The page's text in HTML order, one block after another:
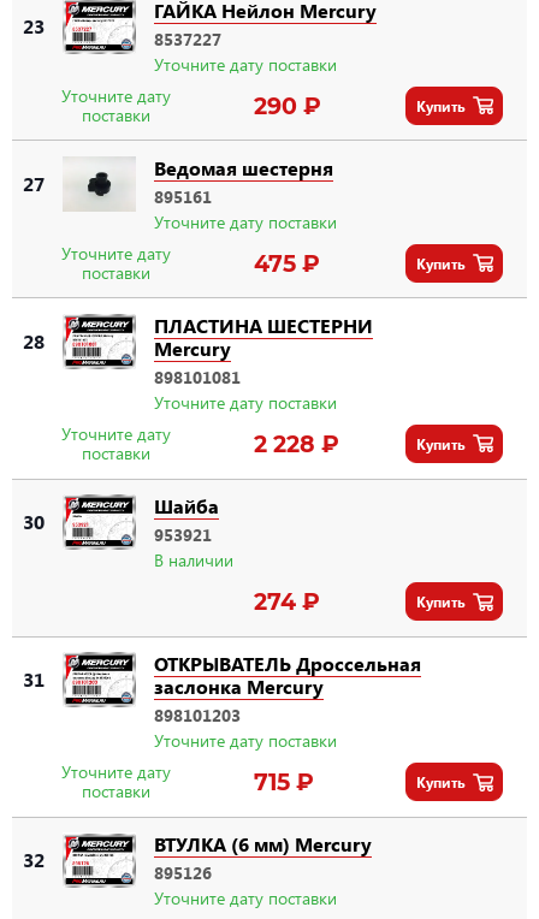
23
ГАЙКА Нейлон Mercury
8537227
Уточните дату поставки
Уточните дату
поставки
290 ₽ Купить
27
Ведомая шестерня
895161
Уточните дату поставки
Уточните дату
поставки
475 ₽ Купить
28
ПЛАСТИНА ШЕСТЕРНИ
Mercury
898101081
Уточните дату поставки
Уточните дату
поставки
2 228 ₽ Купить
30
Шайба
953921
В наличии
274 ₽ Купить
31
ОТКРЫВАТЕЛЬ Дроссельная
заслонка Mercury
898101203
Уточните дату поставки
Уточните дату
поставки
715 ₽ Купить
32
ВТУЛКА (6 мм) Mercury
895126
Уточните дату поставки